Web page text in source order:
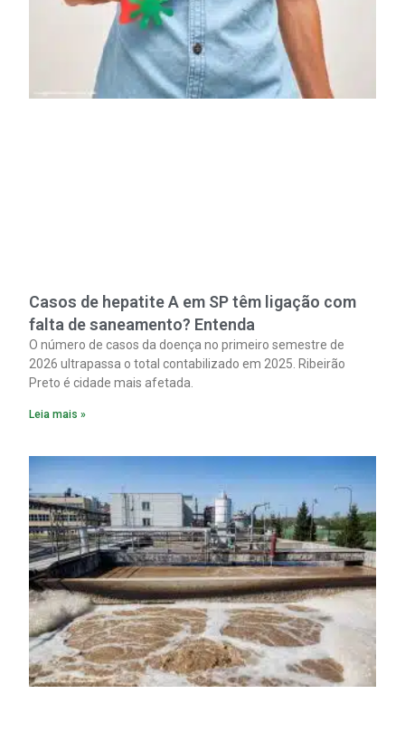
Casos de hepatite A em SP têm ligação com
falta de saneamento? Entenda
O número de casos da doença no primeiro semestre de
2026 ultrapassa o total contabilizado em 2025. Ribeirão
Preto é cidade mais afetada.
Leia mais »